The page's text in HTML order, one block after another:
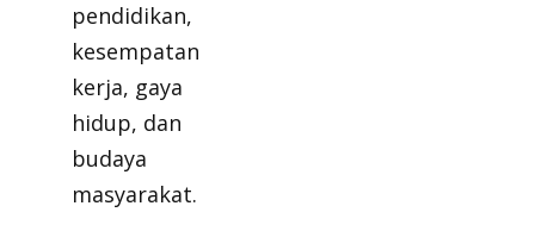
pendidikan,
kesempatan
kerja, gaya
hidup, dan
budaya
masyarakat.